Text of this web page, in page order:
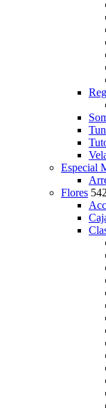
Especial
Flores 542